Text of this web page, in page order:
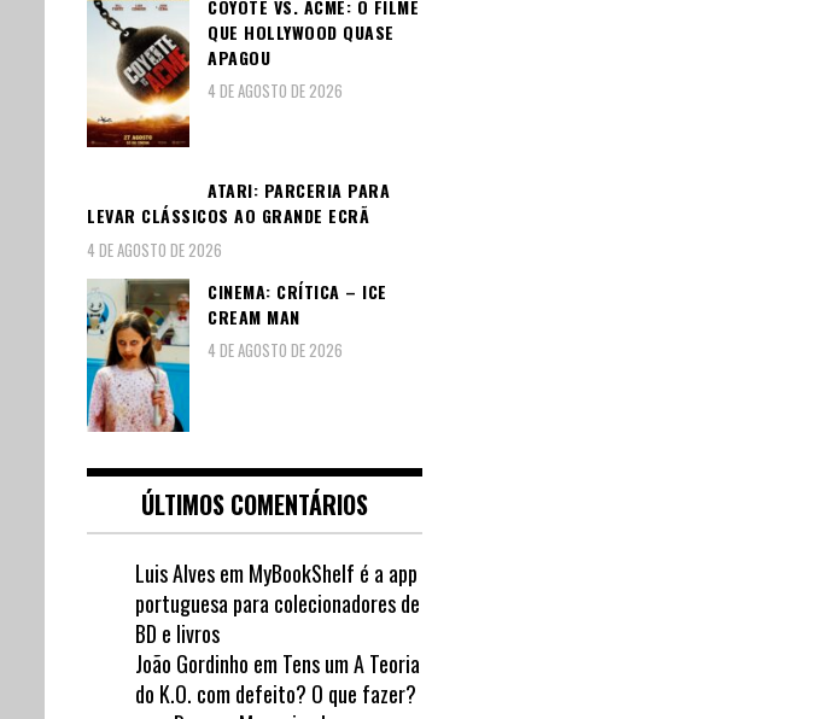
COYOTE VS. ACME: O FILME
QUE HOLLYWOOD QUASE
APAGOU
4 DE AGOSTO DE 2026
ATARI: PARCERIA PARA
LEVAR CLÁSSICOS AO GRANDE ECRÃ
4 DE AGOSTO DE 2026
CINEMA: CRÍTICA – ICE
CREAM MAN
4 DE AGOSTO DE 2026
ÚLTIMOS COMENTÁRIOS
Luis Alvesem MyBookShelf é a app
portuguesa para colecionadores de
BD e livros
João Gordinho em Tens um A Teoria
do K.O. com defeito? O que fazer?